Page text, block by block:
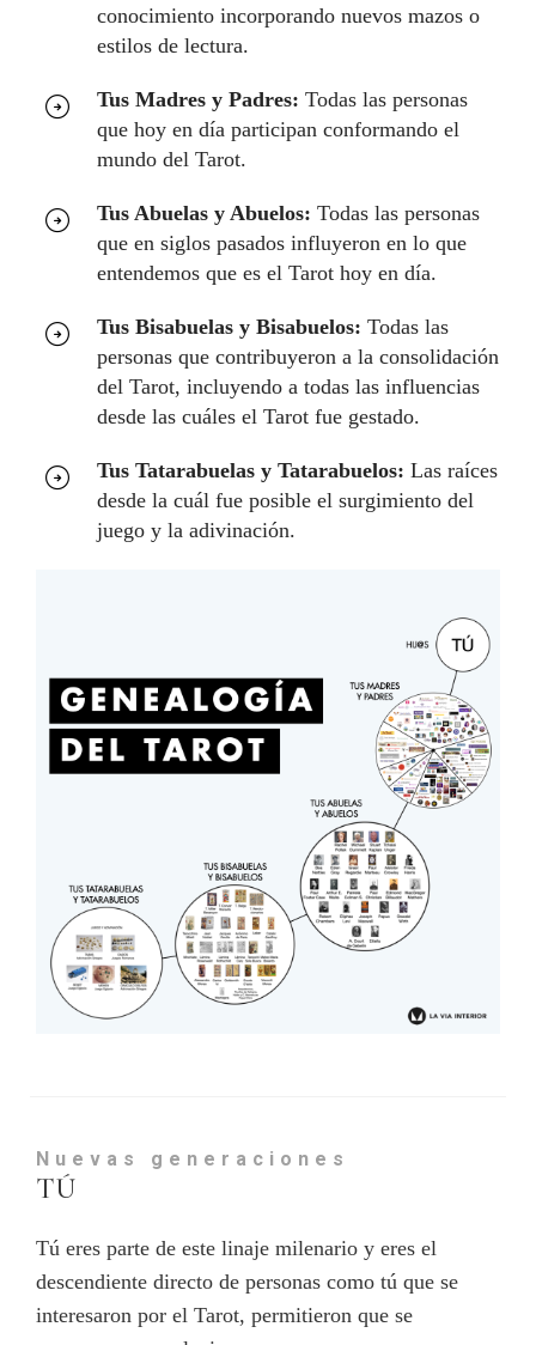
conocimiento incorporando nuevos mazos o
estilos de lectura.
Tus Madres y Padres: Todas las personas
que hoy en día participan conformando el
mundo del Tarot.
Tus Abuelas y Abuelos: Todas las personas
que en siglos pasados influyeron en lo que
entendemos que es el Tarot hoy en día.
Tus Bisabuelas y Bisabuelos: Todas las
personas que contribuyeron a la consolidación
del Tarot, incluyendo a todas las influencias
desde las cuáles el Tarot fue gestado.
Tus Tatarabuelas y Tatarabuelos: Las raíces
desde la cuál fue posible el surgimiento del
juego y la adivinación.
Nuevas generaciones
TÚ
Tú eres parte de este linaje milenario y eres el
descendiente directo de personas como tú que se
interesaron por el Tarot, permitieron que se